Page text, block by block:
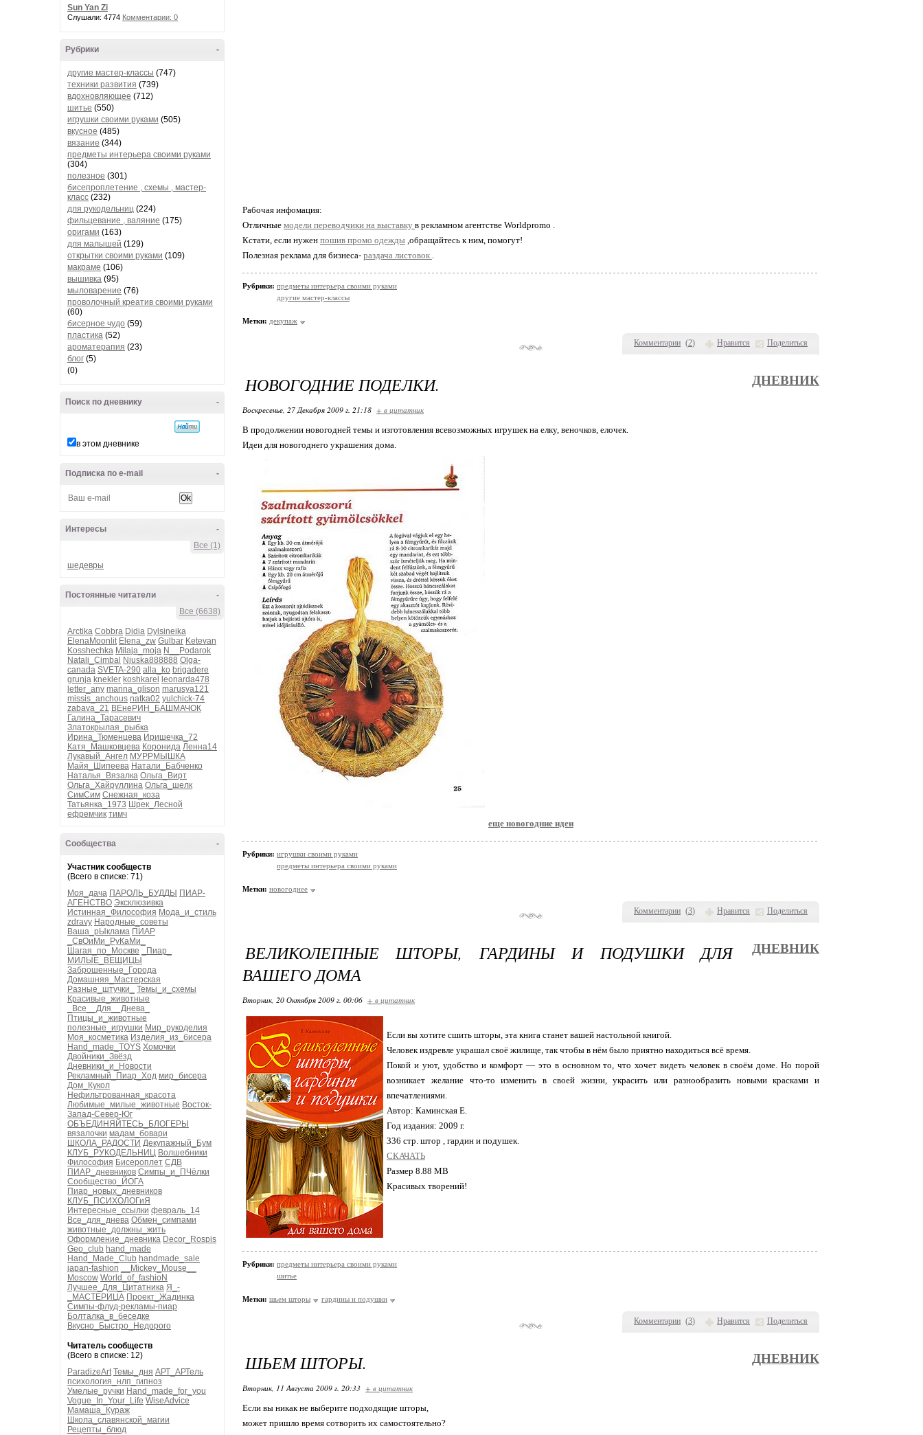
Sun Yan Zi
Слушали: 4774 Комментарии: 0
-
Рубрики
другие мастер-классы (747)
техники развития (739)
вдохновляющее (712)
шитье (550)
игрушки своими руками (505)
вкусное (485)
вязание (344)
предметы интерьера своими руками
(304)
полезное (301)
бисепроплетение , схемы , мастер-
класс (232)
для рукодельниц (224)
фильцевание , валяние (175)
оригами (163)
для малышей (129)
открытки своими руками (109)
макраме (106)
вышивка (95)
мыловарение (76)
проволочный креатив своими руками
(60)
бисерное чудо (59)
пластика (52)
ароматерапия (23)
блог (5)
(0)
-
Поиск по дневнику
в этом дневнике
-
Подписка по e-mail
-
Интересы
Все (1)
шедевры
-
Постоянные читатели
Все (6638)
Arctika Cobbra Didia Dylsineika
ElenaMoonlit Elena_zw Gulbar Ketevan
Kosshechka Milaja_moja N__Podarok
Natali_Cimbal Njuska888888 Olga-
canada SVETA-290 alla_ko brigadere
grunja knekler koshkarel
leonarda478
letter_any marina_glison marusya121
missis_anchous natka02 yulchick-74
zabava_21 ВЕнеРИН_БАШМАЧОК
Галина_Тарасевич
Златокрылая_рыбка
Ирина_Тюменцева Иришечка_72
Катя_Машковцева Коронида Ленна14
Лукавый_Ангел МУРРМЫШКА
Майя_Шипеева Натали_Бабченко
Наталья_Вязалка Ольга_Вирт
Ольга_Хайруллина Ольга_шелк
СимСим Снежная_коза
Татьянка_1973 Шрек_Лесной
ефремчик тимч
-
Сообщества
Участник сообществ
(Всего в списке: 71)
Моя_дача ПАРОЛЬ_БУДДЫ ПИАР-
АГЕНСТВО Эксклюзивка
Истинная_Философия Мода_и_стиль
zdravy Народные_советы
Ваша_рЫклама ПИАР
_СвОиМи_РуКаМи_
Шагая_по_Москве
_Пиар_
МИЛЫЕ_ВЕЩИЦЫ
Заброшенные_Города
Домашняя_Мастерская
Разные_штучки_
Темы_и_схемы
Красивые_животные
_Все__Для__Днева_
Птицы_и_животные
полезные_игрушки Мир_рукоделия
Моя_косметика Изделия_из_бисера
Hand_made_TOYS Хомочки
Двойники_Звёзд
Дневники_и_Новости
Рекламный_Пиар_Ход мир_бисера
Дом_Кукол
Нефильтрованная_красота
Любимые_милые_животные Восток-
Запад-Север-Юг
ОБЪЕДИНЯЙТЕСЬ_БЛОГЕРЫ
вязалочки мадам_бовари
ШКОЛА_РАДОСТИ Декупажный_Бум
КЛУБ_РУКОДЕЛЬНИЦ Волшебники
Философия Бисероплет СДВ
ПИАР_дневников Симпы_и_ПЧёлки
Сообщество_ЙОГА
Пиар_новых_дневников
КЛУБ_ПСИХОЛОГиЯ
Интересные_ссылки февраль_14
Все_для_днева Обмен_симпами
животные_должны_жить
Оформление_дневника Decor_Rospis
Geo_club hand_made
Hand_Made_Club handmade_sale
japan-fashion
__Mickey_Mouse__
Moscow World_of_fashioN
Лучшее_Для_Цитатника Я_-
_МАСТЕРИЦА Проект_Жадинка
Симпы-флуд-рекламы-пиар
Болталка_в_беседке
Вкусно_Быстро_Недорого
Читатель сообществ
(Всего в списке: 12)
ParadizeArt Темы_дня АРТ_АРТель
психология_нлп_гипноз
Умелые_ручки Hand_made_for_you
Vogue_In_Your_Life WiseAdvice
Мамаша_Кураж
Школа_славянской_магии
Рецепты_блюд
Комментарии (2) Нравится Поделиться
Рабочая инфомация:
Отличные модели переводчики на выставку в рекламном агентстве Worldpromo .
Кстати, если нужен пошив промо одежды ,обращайтесь к ним, помогут!
Полезная реклама для бизнеса- раздача листовок .
Рубрики: предметы интерьера своими руками
другие мастер-классы
Метки: декупаж
Комментарии (3) Нравится Поделиться
НОВОГОДНИЕ ПОДЕЛКИ. ДНЕВНИК
Воскресенье, 27 Декабря 2009 г. 21:18 + в цитатник
В продолжении новогодней темы и изготовления всевозможных игрушек на елку, веночков, елочек.
Идеи для новогоднего украшения дома.
еще новогодние идеи
Рубрики: игрушки своими руками
предметы интерьера своими руками
Метки: новогоднее
Комментарии (3) Нравится Поделиться
ВЕЛИКОЛЕПНЫЕ ШТОРЫ, ГАРДИНЫ И ПОДУШКИ ДЛЯ
ВАШЕГО ДОМА
ДНЕВНИК
Вторник, 20 Октября 2009 г. 00:06 + в цитатник
Если вы хотите сшить шторы, эта книга станет вашей настольной книгой.
Человек издревле украшал своё жилище, так чтобы в нём было приятно находиться всё время.
Покой и уют, удобство и комфорт — это в основном то, что хочет видеть человек в своём доме. Но порой
возникает желание что-то изменить в своей жизни, украсить или разнообразить новыми красками и
впечатлениями.
Автор: Каминская Е.
Год издания: 2009 г.
336 стр. штор , гардин и подушек.
СКАЧАТЬ
Размер 8.88 MB
Красивых творений!
Рубрики: предметы интерьера своими руками
шитье
Метки: шьем шторы гардины и подушки
ШЬЕМ ШТОРЫ. ДНЕВНИК
Вторник, 11 Августа 2009 г. 20:33 + в цитатник
Если вы никак не выберите подходящие шторы,
может пришло время сотворить их самостоятельно?